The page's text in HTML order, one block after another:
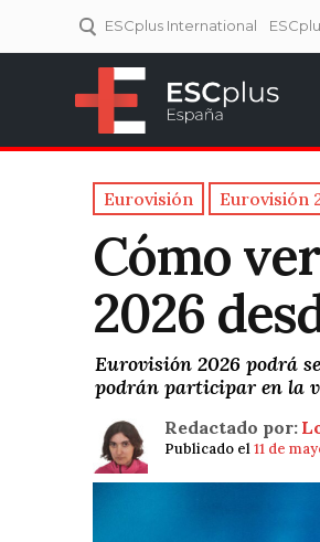
ESCplus International
Eurovisión Eurovisión
Cómo
2026
Eurovisión 2026 podrá
podrán participar en la
Redactado por:
Publicado el11 de